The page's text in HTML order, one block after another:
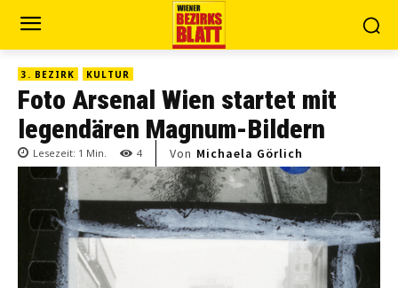
3. BEZIRK KULTUR
Foto Arsenal Wien startet mit
legendären Magnum-Bildern
Lesezeit: 1 Min. 4 Von Michaela Görlich